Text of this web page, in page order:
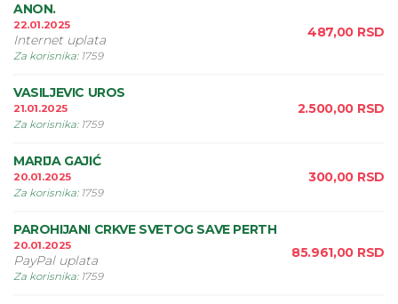
ANON.
22.01.2025
Internet uplata
Za korisnika: 1759
487,00 RSD
VASILJEVIC UROS
21.01.2025
Za korisnika: 1759
2.500,00 RSD
MARIJA GAJIĆ
20.01.2025
Za korisnika: 1759
300,00 RSD
PAROHIJANI CRKVE SVETOG SAVE PERTH
20.01.2025
PayPal uplata
Za korisnika: 1759
85.961,00 RSD